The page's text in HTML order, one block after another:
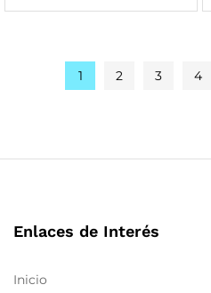
1 2 3 4
Enlaces de Interés
Inicio